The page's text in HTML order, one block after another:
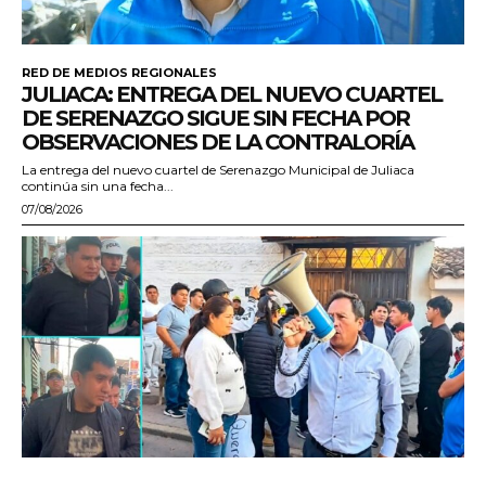
RED DE MEDIOS REGIONALES
JULIACA: ENTREGA DEL NUEVO CUARTEL
DE SERENAZGO SIGUE SIN FECHA POR
OBSERVACIONES DE LA CONTRALORÍA
La entrega del nuevo cuartel de Serenazgo Municipal de Juliaca
continúa sin una fecha...
07/08/2026